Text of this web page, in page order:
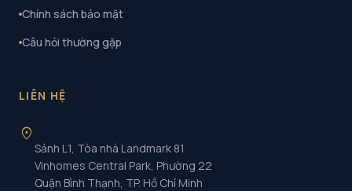
Chính sách bảo mật
Câu hỏi thường gặp
LIÊN HỆ
location_on
Sảnh L1, Tòa nhà Landmark 81
Vinhomes Central Park, Phường 22
Quận Bình Thạnh, TP. Hồ Chí Minh